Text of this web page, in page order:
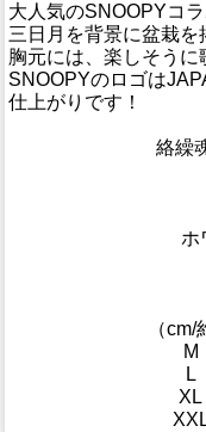
大人気のSNOOPYコ
三日月を背景に盆栽を
胸元には、楽しそう
SNOOPYのロゴは
仕上がりです！
絡繰
ホ
（cm/
M
L
XL